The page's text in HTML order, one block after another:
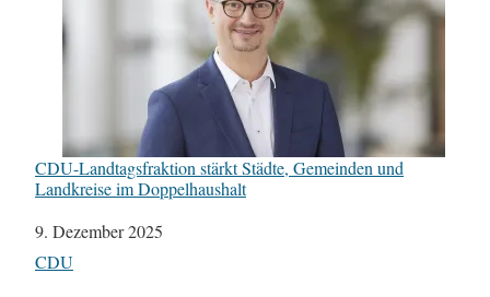
CDU-Landtagsfraktion stärkt Städte, Gemeinden und
Landkreise im Doppelhaushalt
Datum
9. Dezember 2025
In Bezug auf
CDU